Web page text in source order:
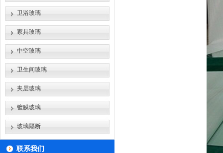
卫浴玻璃
家具玻璃
中空玻璃
卫生间玻璃
夹层玻璃
镀膜玻璃
玻璃隔断
联系我们